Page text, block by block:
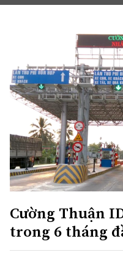
Cường Thuận
trong 6 tháng